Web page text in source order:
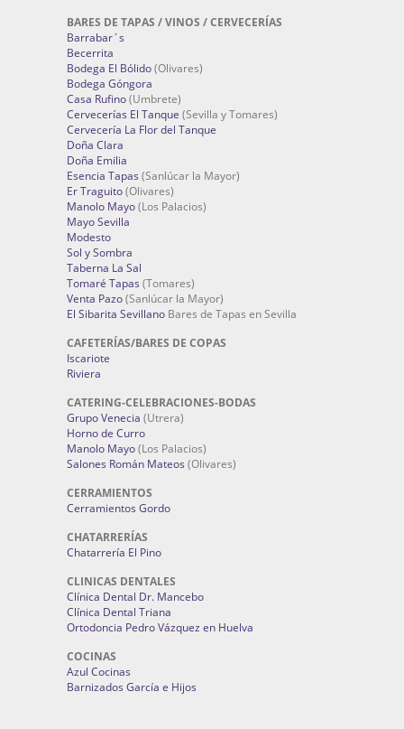
BARES DE TAPAS / VINOS / CERVECERÍAS
Barrabar´s
Becerrita
Bodega El Bólido(Olivares)
Bodega Góngora
Casa Rufino(Umbrete)
Cervecerías El Tanque (Sevilla y Tomares)
Cervecería La Flor del Tanque
Doña Clara
Doña Emilia
Esencia Tapas (Sanlúcar la Mayor)
Er Traguito(Olivares)
Manolo Mayo(Los Palacios)
Mayo Sevilla
Modesto
Sol y Sombra
Taberna La Sal
Tomaré Tapas (Tomares)
Venta Pazo(Sanlúcar la Mayor)
El Sibarita Sevillano Bares de Tapas en Sevilla
CAFETERÍAS/BARES DE COPAS
Iscariote
Riviera
CATERING-CELEBRACIONES-BODAS
Grupo Venecia (Utrera)
Horno de Curro
Manolo Mayo(Los Palacios)
Salones Román Mateos (Olivares)
CERRAMIENTOS
Cerramientos Gordo
CHATARRERÍAS
Chatarrería El Pino
CLINICAS DENTALES
Clínica Dental Dr. Mancebo
Clínica Dental Triana
Ortodoncia Pedro Vázquez en Huelva
COCINAS
Azul Cocinas
Barnizados García e Hijos